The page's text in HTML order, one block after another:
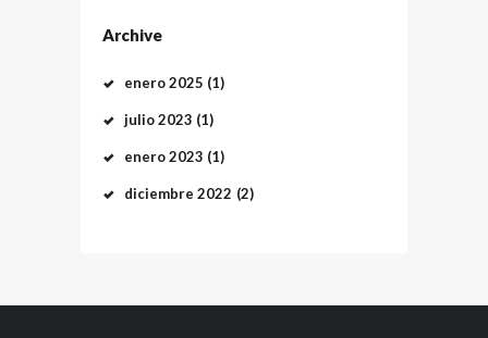
Archive
enero2025 (1)
julio2023 (1)
enero2023 (1)
diciembre2022 (2)